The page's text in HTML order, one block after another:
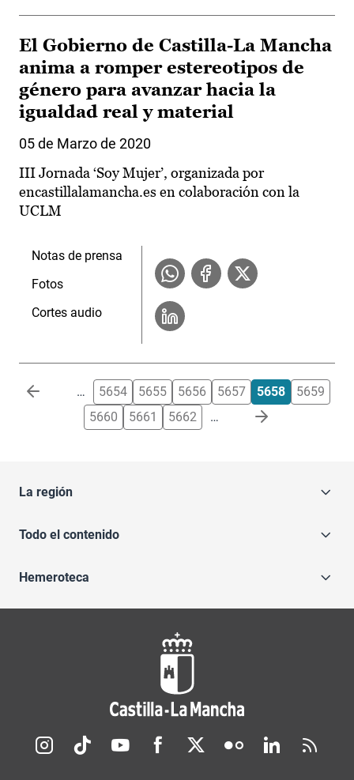
El Gobierno de Castilla-La Mancha
anima a romper estereotipos de
género para avanzar hacia la
igualdad real y material
05 de Marzo de 2020
III Jornada ‘Soy Mujer’, organizada por
encastillalamancha.es en colaboración con la
UCLM
Notas de prensa
Fotos
Cortes audio
Paginación … 5654 5655 5656 5657 5658
5659
5660
5661 5662 …
La región
Todo el contenido
Hemeroteca
Redes sociales JCCM